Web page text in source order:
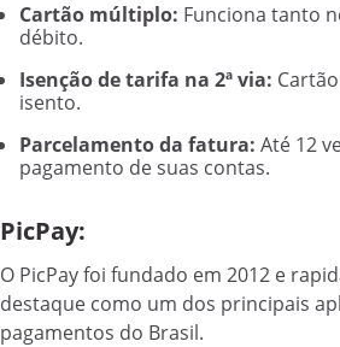
Cartão múltiplo: Funciona tanto
débito.
Isenção de tarifa na 2ª via:
isento.
Parcelamento da fatura: Até 12
pagamento de suas contas.
PicPay:
O PicPay foi fundado em 2012 e
destaque como um dos principais
pagamentos do Brasil.